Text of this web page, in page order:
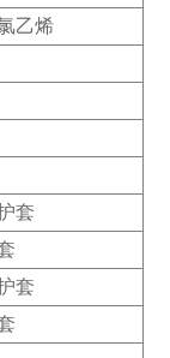
乙烯
套
套